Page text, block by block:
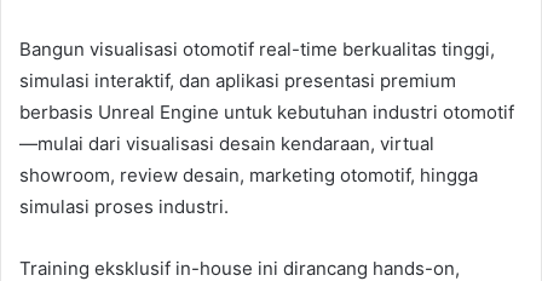
Bangun visualisasi otomotif real-time berkualitas tinggi,
simulasi interaktif, dan aplikasi presentasi premium
berbasis Unreal Engine untuk kebutuhan industri otomotif
—mulai dari visualisasi desain kendaraan, virtual
showroom, review desain, marketing otomotif, hingga
simulasi proses industri.
Training eksklusif in-house ini dirancang hands-on,